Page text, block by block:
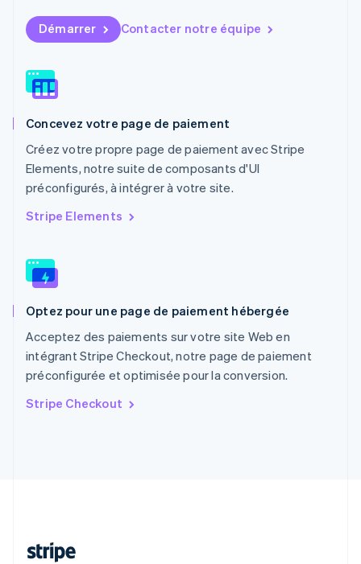
Démarrer Contacter notre équipe
Concevez votre page de paiement
Créez votre propre page de paiement avec Stripe
Elements, notre suite de composants d'UI
préconfigurés, à intégrer à votre site.
Stripe Elements
Optez pour une page de paiement hébergée
Acceptez des paiements sur votre site Web en
intégrant Stripe Checkout, notre page de paiement
préconfigurée et optimisée pour la conversion.
Stripe Checkout
English
Mexique
English
Nouvelle-Zélande
Pays-Bas
NederlandsEnglish
Pologne
English
Portugal
Português English
République tchèque
English
English
Royaume-Uni
English
Singapour
English简体中文
English